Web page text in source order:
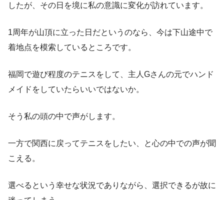
したが、その日を境に私の意識に変化が訪れています。
1周年が山頂に立った日だというのなら、今は下山途中で
着地点を模索しているところです。
福岡で遊び程度のテニスをして、主人Gさんの元でハンド
メイドをしていたらいいではないか。
そう私の頭の中で声がします。
一方で関西に戻ってテニスをしたい、と心の中での声が聞
こえる。
選べるという幸せな状況でありながら、選択できるが故に